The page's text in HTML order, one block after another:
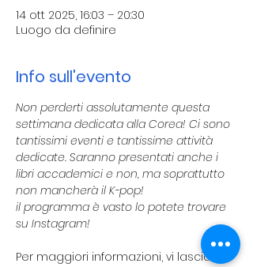
14 ott 2025, 16:03 – 20:30
Luogo da definire
Info sull'evento
Non perderti assolutamente questa
settimana dedicata alla Corea! Ci sono
tantissimi eventi e tantissime attività
dedicate. Saranno presentati anche i
libri accademici e non, ma soprattutto
non mancherà il K-pop!
il programma è vasto lo potete trovare
su Instagram!
Per maggiori informazioni, vi lasciamo